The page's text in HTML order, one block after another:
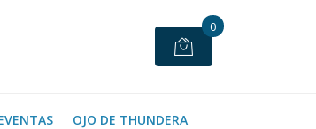
0
OJO DE THUNDERA